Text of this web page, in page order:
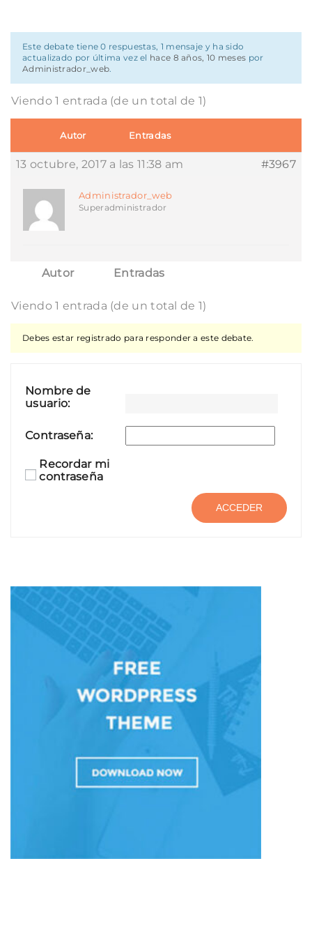
Este debate tiene 0 respuestas, 1 mensaje y ha sido
actualizado por última vez el hace 8 años, 10 meses por
Administrador_web.
Viendo 1 entrada (de un total de 1)
Autor Entradas
13 octubre, 2017 a las 11:38 am #3967
Administrador_web
Superadministrador
Autor Entradas
Viendo 1 entrada (de un total de 1)
Debes estar registrado para responder a este debate.
Nombre de
usuario:
Contraseña:
Recordar mi
contraseña
ACCEDER